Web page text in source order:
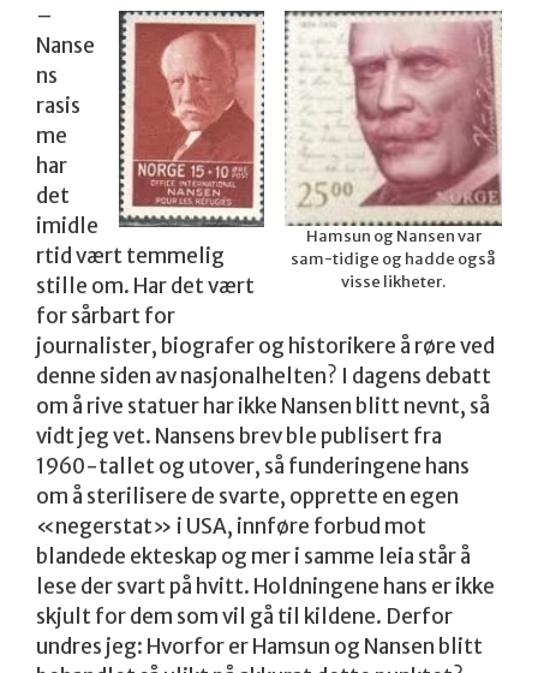
Hamsun og Nansen var
sam-tidige og hadde også
visse likheter.
–
Nanse
ns
rasis
me
har
det
imidle
rtid vært temmelig
stille om. Har det vært
for sårbart for
journalister, biografer og historikere å røre ved
denne siden av nasjonalhelten? I dagens debatt
om å rive statuer har ikke Nansen blitt nevnt, så
vidt jeg vet. Nansens brev ble publisert fra
1960-tallet og utover, så funderingene hans
om å sterilisere de svarte, opprette en egen
«negerstat» i USA, innføre forbud mot
blandede ekteskap og mer i samme leia står å
lese der svart på hvitt. Holdningene hans er ikke
skjult for dem som vil gå til kildene. Derfor
undres jeg: Hvorfor er Hamsun og Nansen blitt